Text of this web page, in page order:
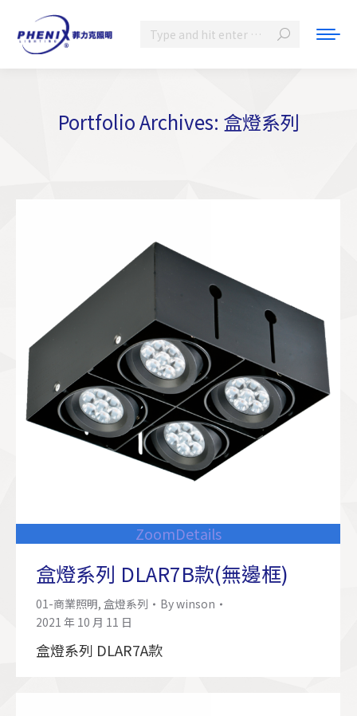
Search:
Portfolio Archives: 盒燈系列
ZoomDetails
盒燈系列 DLAR7B款(無邊框)
01-商業照明, 盒燈系列 Bywinson
2021 年 10 月 11 日
盒燈系列 DLAR7A款